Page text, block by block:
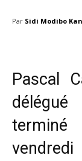
Par Sidi Modibo
Pascal